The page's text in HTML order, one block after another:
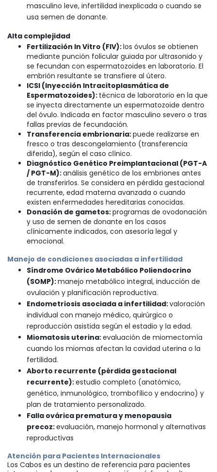
masculino leve, infertilidad inexplicada o cuando se
usa semen de donante.
Alta complejidad
Fertilización In Vitro (FIV):los óvulos se obtienen
mediante punción folicular guiada por ultrasonido y
se fecundan con espermatozoides en laboratorio. El
embrión resultante se transfiere al útero.
ICSI (Inyección Intracitoplasmática de
Espermatozoides): técnica de laboratorio en la que
se inyecta directamente un espermatozoide dentro
del óvulo. Indicada en factor masculino severo o tras
fallas previas de fecundación.
Transferencia embrionaria:puede realizarse en
fresco o tras descongelamiento (transferencia
diferida), según el caso clínico.
Diagnóstico Genético Preimplantacional (PGT-A
/ PGT-M):análisis genético de los embriones antes
de transferirlos. Se considera en pérdida gestacional
recurrente, edad materna avanzada o cuando
existen enfermedades hereditarias conocidas.
Donación de gametos:programas de ovodonación
y uso de semen de donante en los casos
clínicamente indicados, con asesoría legal y
emocional.
Manejo de condiciones asociadas a infertilidad
Síndrome Ovárico Metabólico Poliendocrino
(SOMP):manejo metabólico integral, inducción de
ovulación y planificación reproductiva.
Endometriosis asociada a infertilidad:valoración
individual con manejo médico, quirúrgico o
reproducción asistida según el estadio y la edad.
Miomatosis uterina:evaluación de miomectomía
cuando los miomas afectan la cavidad uterina o la
fertilidad.
Aborto recurrente (pérdida gestacional
recurrente):estudio completo (anatómico,
genético, inmunológico, trombofílico y endocrino) y
plan de tratamiento personalizado.
Falla ovárica prematura y menopausia
precoz:evaluación, manejo hormonal y alternativas
reproductivas
Atención para Pacientes Internacionales
Los Cabos es un destino de referencia para pacientes